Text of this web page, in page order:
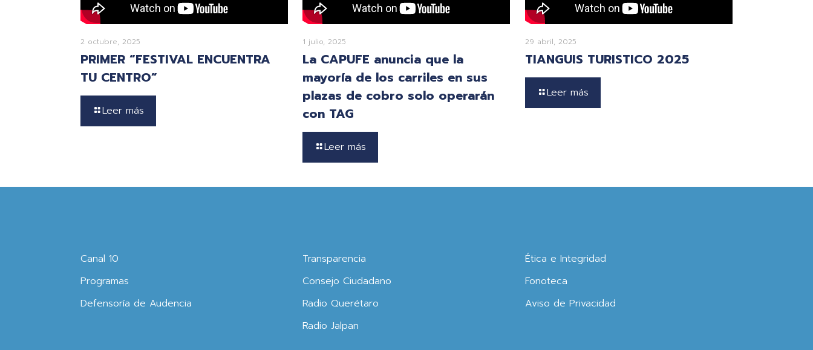
2 octubre, 2025
PRIMER “FESTIVAL ENCUENTRA
TU CENTRO”
Leer más
1 julio, 2025
La CAPUFE anuncia que la
mayoría de los carriles en sus
plazas de cobro solo operarán
con TAG
Leer más
29 abril, 2025
TIANGUIS TURISTICO 2025
Leer más
Canal 10
Programas
Defensoría de Audencia
Transparencia
Consejo Ciudadano
Radio Querétaro
Radio Jalpan
Ética e Integridad
Fonoteca
Aviso de Privacidad